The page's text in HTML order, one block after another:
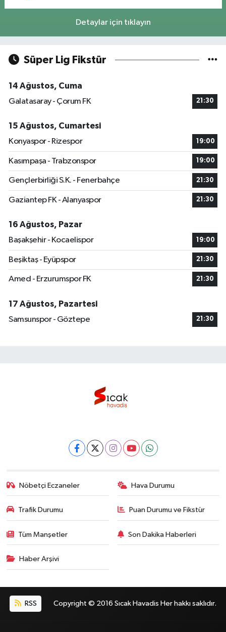
Detaylar için tıklayın
Süper Lig Fikstür
14 Ağustos, Cuma
Galatasaray - Çorum FK
21:30
15 Ağustos, Cumartesi
Konyaspor - Rizespor
19:00
Kasımpaşa - Trabzonspor 19:00
Gençlerbirliği S.K. - Fenerbahçe 21:30
Gaziantep FK - Alanyaspor 21:30
16 Ağustos, Pazar
Başakşehir - Kocaelispor
19:00
Beşiktaş - Eyüpspor 21:30
Amed - Erzurumspor FK 21:30
17 Ağustos, Pazartesi
Samsunspor - Göztepe
21:30
Nöbetçi Eczaneler Hava Durumu
Trafik Durumu Puan Durumu ve Fikstür
Tüm Manşetler Son Dakika Haberleri
Haber Arşivi
RSS Copyright © 2016 Sıcak Havadis Her hakkı saklıdır.